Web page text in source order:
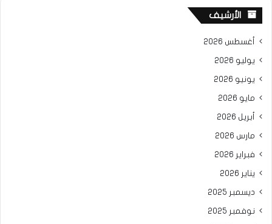
الأرشيف
أغسطس 2026
يوليو 2026
يونيو 2026
مايو 2026
أبريل 2026
مارس 2026
فبراير 2026
يناير 2026
ديسمبر 2025
نوفمبر 2025